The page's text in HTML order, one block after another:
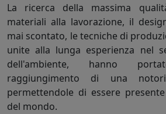
La ricerca della massima
materiali alla lavorazione, il
mai scontato, le tecniche di
unite alla lunga esperienza nel
dell'ambiente, hanno
raggiungimento di una
permettendole di essere
del mondo.